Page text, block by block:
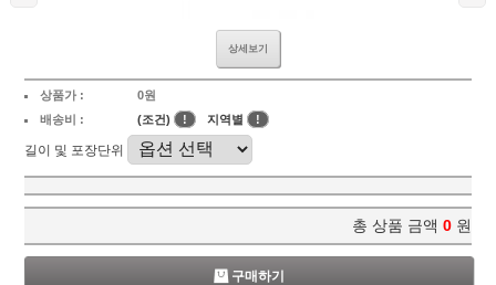
상세보기
상품가 :
0원
배송비 :
(조건) ! 지역별 !
길이 및 포장단위
총 상품 금액 0 원
구매하기